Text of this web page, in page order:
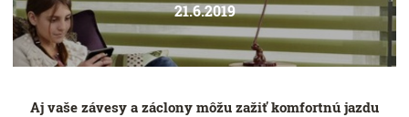
21.6.2019
Aj vaše závesy a záclony môžu zažiť komfortnú jazdu